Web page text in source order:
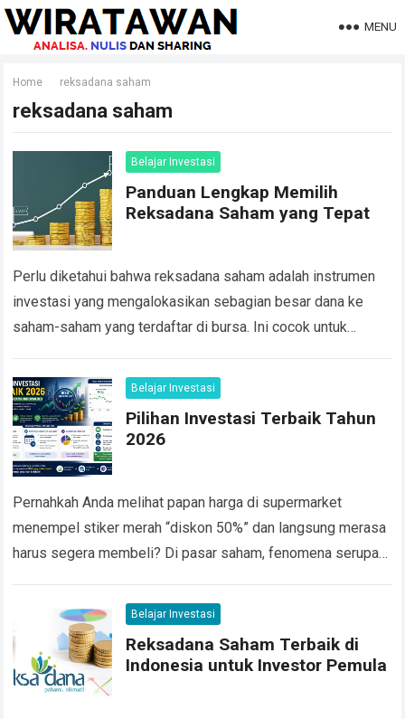
MENU
Home reksadana saham
reksadana saham
Belajar Investasi
Panduan Lengkap Memilih
Reksadana Saham yang Tepat
Perlu diketahui bahwa reksadana saham adalah instrumen
investasi yang mengalokasikan sebagian besar dana ke
saham-saham yang terdaftar di bursa. Ini cocok untuk
saham…Read more
Belajar Investasi
Pilihan Investasi Terbaik Tahun
2026
Pernahkah Anda melihat papan harga di supermarket
menempel stiker merah “diskon 50%” dan langsung merasa
harus segera membeli? Di pasar saham, fenomena serupa
Belajar Investasi
Reksadana Saham Terbaik di
Indonesia untuk Investor Pemula